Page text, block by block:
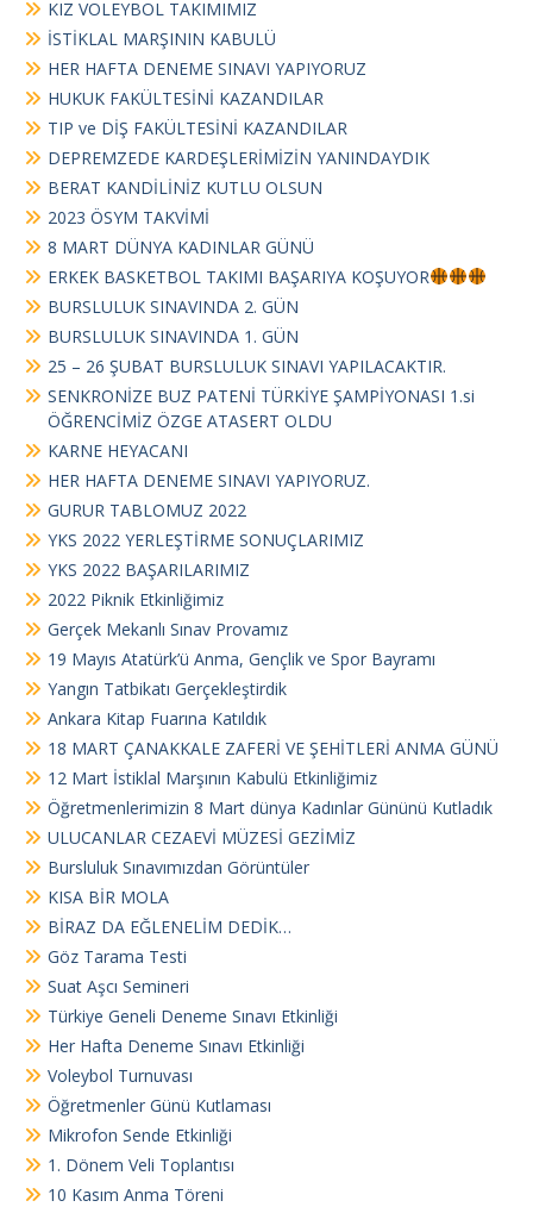
KIZ VOLEYBOL TAKIMIMIZ
İSTİKLAL MARŞININ KABULÜ
HER HAFTA DENEME SINAVI YAPIYORUZ
HUKUK FAKÜLTESİNİ KAZANDILAR
TIP ve DİŞ FAKÜLTESİNİ KAZANDILAR
DEPREMZEDE KARDEŞLERİMİZİN YANINDAYDIK
BERAT KANDİLİNİZ KUTLU OLSUN
2023 ÖSYM TAKVİMİ
8 MART DÜNYA KADINLAR GÜNÜ
ERKEK BASKETBOL TAKIMI BAŞARIYA KOŞUYOR
BURSLULUK SINAVINDA 2. GÜN
BURSLULUK SINAVINDA 1. GÜN
25 – 26 ŞUBAT BURSLULUK SINAVI YAPILACAKTIR.
SENKRONİZE BUZ PATENİ TÜRKİYE ŞAMPİYONASI 1.si
ÖĞRENCİMİZ ÖZGE ATASERT OLDU
KARNE HEYACANI
HER HAFTA DENEME SINAVI YAPIYORUZ.
GURUR TABLOMUZ 2022
YKS 2022 YERLEŞTİRME SONUÇLARIMIZ
YKS 2022 BAŞARILARIMIZ
2022 Piknik Etkinliğimiz
Gerçek Mekanlı Sınav Provamız
19 Mayıs Atatürk’ü Anma, Gençlik ve Spor Bayramı
Yangın Tatbikatı Gerçekleştirdik
Ankara Kitap Fuarına Katıldık
18 MART ÇANAKKALE ZAFERİ VE ŞEHİTLERİ ANMA GÜNÜ
12 Mart İstiklal Marşının Kabulü Etkinliğimiz
Öğretmenlerimizin 8 Mart dünya Kadınlar Gününü Kutladık
ULUCANLAR CEZAEVİ MÜZESİ GEZİMİZ
Bursluluk Sınavımızdan Görüntüler
KISA BİR MOLA
BİRAZ DA EĞLENELİM DEDİK…
Göz Tarama Testi
Suat Aşcı Semineri
Türkiye Geneli Deneme Sınavı Etkinliği
Her Hafta Deneme Sınavı Etkinliği
Voleybol Turnuvası
Öğretmenler Günü Kutlaması
Mikrofon Sende Etkinliği
1. Dönem Veli Toplantısı
10 Kasım Anma Töreni